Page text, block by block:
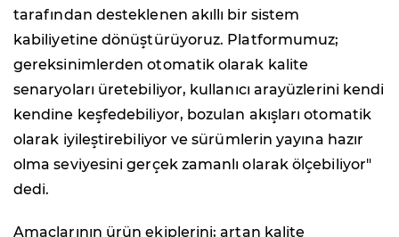
tarafından desteklenen akıllı bir sistem
kabiliyetine dönüştürüyoruz. Platformumuz;
gereksinimlerden otomatik olarak kalite
senaryoları üretebiliyor, kullanıcı arayüzlerini kendi
kendine keşfedebiliyor, bozulan akışları otomatik
olarak iyileştirebiliyor ve sürümlerin yayına hazır
olma seviyesini gerçek zamanlı olarak ölçebiliyor"
dedi.
Amaçlarının ürün ekiplerini; artan kalite